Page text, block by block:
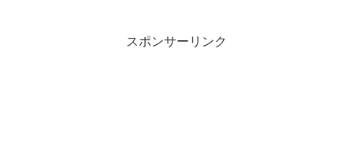
スポンサーリンク